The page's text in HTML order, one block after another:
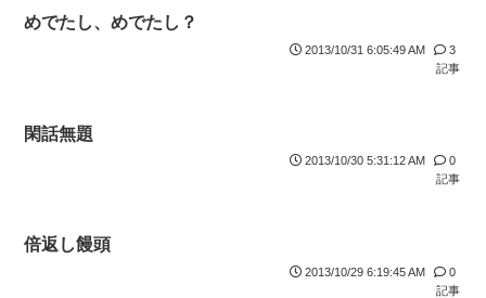
めでたし、めでたし？
2013/10/31 6:05:49 AM
3
記事
閑話無題
2013/10/30 5:31:12 AM
0
記事
倍返し饅頭
2013/10/29 6:19:45 AM
0
記事